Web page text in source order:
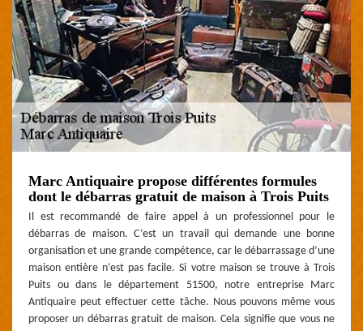
Marc Antiquaire propose différentes formules
dont le débarras gratuit de maison à Trois Puits
Il est recommandé de faire appel à un professionnel pour le
débarras de maison. C’est un travail qui demande une bonne
organisation et une grande compétence, car le débarrassage d’une
maison entière n’est pas facile. Si votre maison se trouve à Trois
Puits ou dans le département 51500, notre entreprise Marc
Antiquaire peut effectuer cette tâche. Nous pouvons même vous
proposer un débarras gratuit de maison. Cela signifie que vous ne